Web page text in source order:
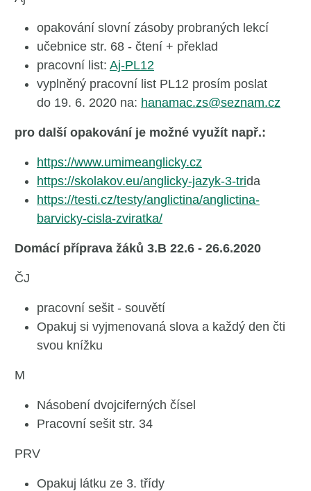
opakování slovní zásoby probraných lekcí
učebnice str. 68 - čtení + překlad
pracovní list: Aj-PL12
vyplněný pracovní list PL12 prosím poslat
do 19. 6. 2020 na: hanamac.zs@seznam.cz
pro další opakování je možné využít např.:
https://www.umimeanglicky.cz
https://skolakov.eu/anglicky-jazyk-3-trida
https://testi.cz/testy/anglictina/anglictina-
barvicky-cisla-zviratka/
Domácí příprava žáků 3.B 22.6 - 26.6.2020
ČJ
pracovní sešit - souvětí
Opakuj si vyjmenovaná slova a každý den čti
svou knížku
M
Násobení dvojciferných čísel
Pracovní sešit str. 34
PRV
Opakuj látku ze 3. třídy